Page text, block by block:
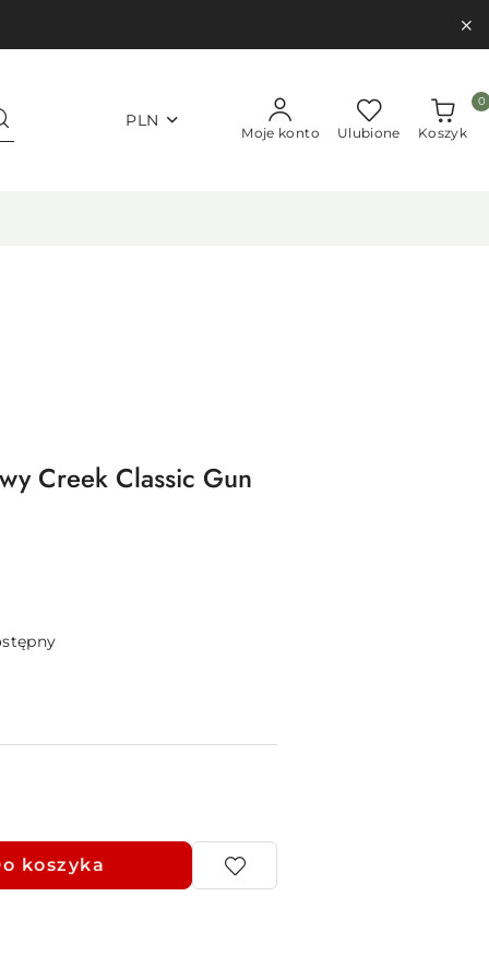
PLN
Moje konto Ulubione Koszyk
0
Creek Classic Gun
koszyka